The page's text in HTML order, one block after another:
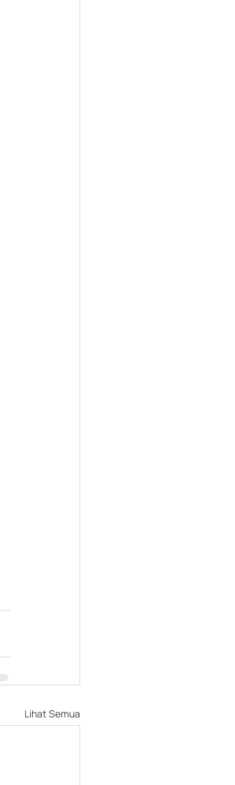
Lihat Semua